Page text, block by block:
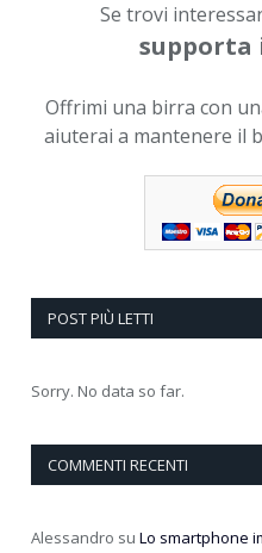
Se trovi
supporta
Offrimi una birra con
aiuterai a mantenere il
POST PIÙ LETTI
Sorry. No data so far.
COMMENTI RECENTI
Alessandro su Lo smartphone